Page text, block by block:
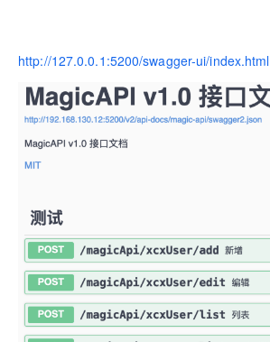
http://127.0.0.1:5200/swagger-ui/index.html